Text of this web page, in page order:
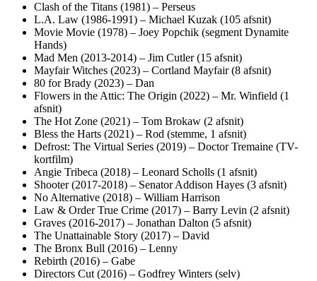
Clash of the Titans (1981) – Perseus
L.A. Law (1986-1991) – Michael Kuzak (105 afsnit)
Movie Movie (1978) – Joey Popchik (segment Dynamite
Hands)
Mad Men (2013-2014) – Jim Cutler (15 afsnit)
Mayfair Witches (2023) – Cortland Mayfair (8 afsnit)
80 for Brady (2023) – Dan
Flowers in the Attic: The Origin (2022) – Mr. Winfield (1
afsnit)
The Hot Zone (2021) – Tom Brokaw (2 afsnit)
Bless the Harts (2021) – Rod (stemme, 1 afsnit)
Defrost: The Virtual Series (2019) – Doctor Tremaine (TV-
kortfilm)
Angie Tribeca (2018) – Leonard Scholls (1 afsnit)
Shooter (2017-2018) – Senator Addison Hayes (3 afsnit)
No Alternative (2018) – William Harrison
Law & Order True Crime (2017) – Barry Levin (2 afsnit)
Graves (2016-2017) – Jonathan Dalton (5 afsnit)
The Unattainable Story (2017) – David
The Bronx Bull (2016) – Lenny
Rebirth (2016) – Gabe
Directors Cut (2016) – Godfrey Winters (selv)